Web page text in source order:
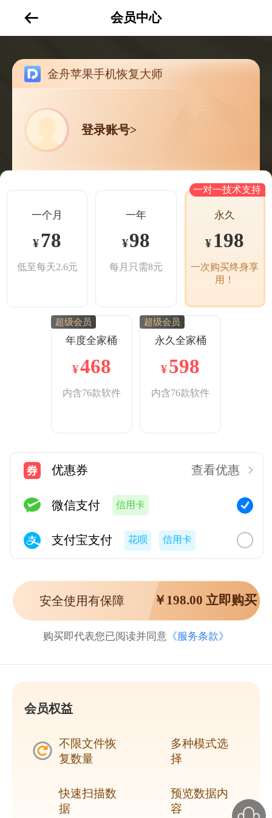
会员中心
金舟苹果手机恢复大师
登录账号>
一个月
¥ 78
低至每天2.6元
一年
¥98
每月只需8元
一对一技术支持
永久
¥ 198
一次购买终身享
用！
超级会员
年度全家桶
¥468
内含76款软件
超级会员
永久全家桶
¥598
内含76款软件
优惠券 查看优惠
微信支付 信用卡
支付宝支付 花呗 信用卡
安全使用有保障 ￥198.00 立即购买
购买即代表您已阅读并同意 《服务条款》
会员权益
不限文件恢
复数量
多种模式选
择
快速扫描数
据
预览数据内
容